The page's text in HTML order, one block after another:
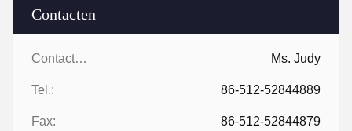
Contacten
Contacten: Ms. Judy
Tel.: 86-512-52844889
Fax: 86-512-52844879